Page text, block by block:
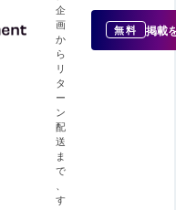
企
画
か
ら
リ
タ
ー
ン
配
送
ま
で
す
無料 掲載